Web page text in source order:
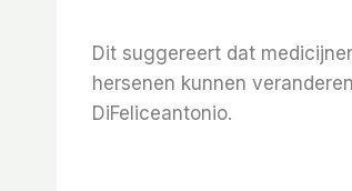
Dit suggereert dat
hersenen kunnen
DiFeliceantonio.